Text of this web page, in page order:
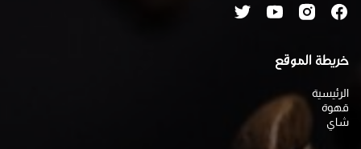
خريطة الموقع
الرئيسية
قهوة
شاي